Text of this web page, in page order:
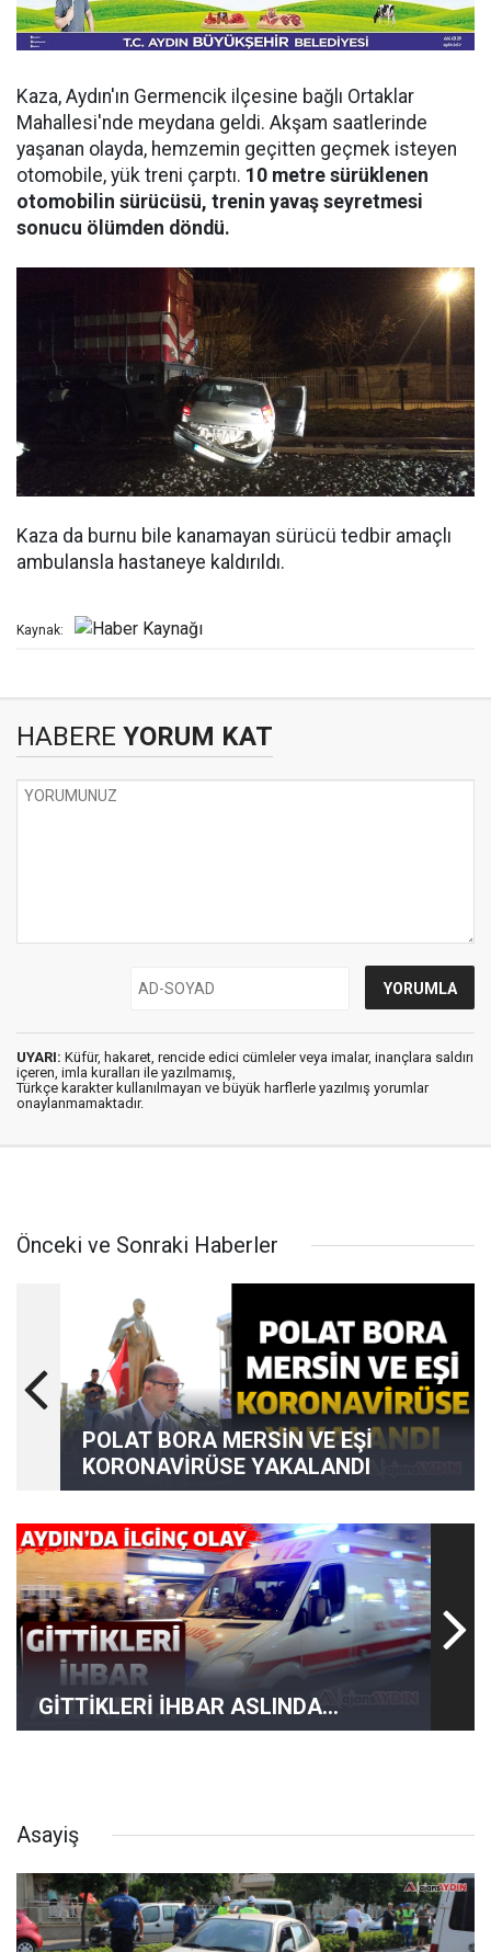
Kaza, Aydın'ın Germencik ilçesine bağlı Ortaklar
Mahallesi'nde meydana geldi. Akşam saatlerinde
yaşanan olayda, hemzemin geçitten geçmek isteyen
otomobile, yük treni çarptı. 10 metre sürüklenen
otomobilin sürücüsü, trenin yavaş seyretmesi
sonucu ölümden döndü.
Kaza da burnu bile kanamayan sürücü tedbir amaçlı
ambulansla hastaneye kaldırıldı.
Kaynak:
HABERE YORUM KAT
UYARI: Küfür, hakaret, rencide edici cümleler veya imalar, inançlara saldırı
içeren, imla kuralları ile yazılmamış,
Türkçe karakter kullanılmayan ve büyük harflerle yazılmış yorumlar
onaylanmamaktadır.
Önceki ve Sonraki Haberler
POLAT BORA MERSİN VE EŞİ
KORONAVİRÜSE YAKALANDI
GİTTİKLERİ İHBAR ASLINDA...
Asayiş